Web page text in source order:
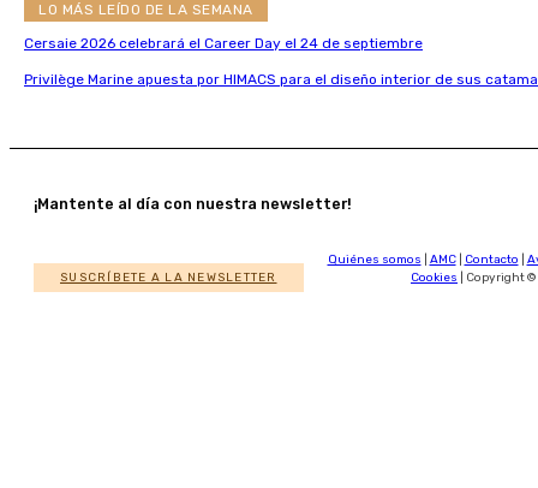
LO MÁS LEÍDO DE LA SEMANA
Cersaie 2026 celebrará el Career Day el 24 de septiembre
Privilège Marine apuesta por HIMACS para el diseño interior de sus
¡Mantente al día con nuestra newsletter!
SUSCRÍBETE A LA NEWSLETTER
Quiénes somos AMC| Contacto
Cookies | Copyright